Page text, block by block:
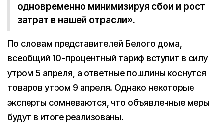
одновременно минимизируя сбои и рост
затрат в нашей отрасли».
По словам представителей Белого дома,
всеобщий 10-процентный тариф вступит в силу
утром 5 апреля, а ответные пошлины коснутся
товаров утром 9 апреля. Однако некоторые
эксперты сомневаются, что объявленные меры
будут в итоге реализованы.